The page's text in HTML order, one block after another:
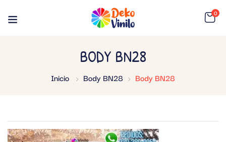
0
BODY BN28
Inicio Body BN28 Body BN28